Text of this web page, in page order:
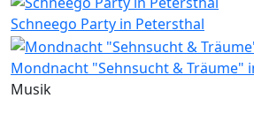
Schneego Party in Petersthal
Mondnacht "Sehnsucht & Träume"
Musik